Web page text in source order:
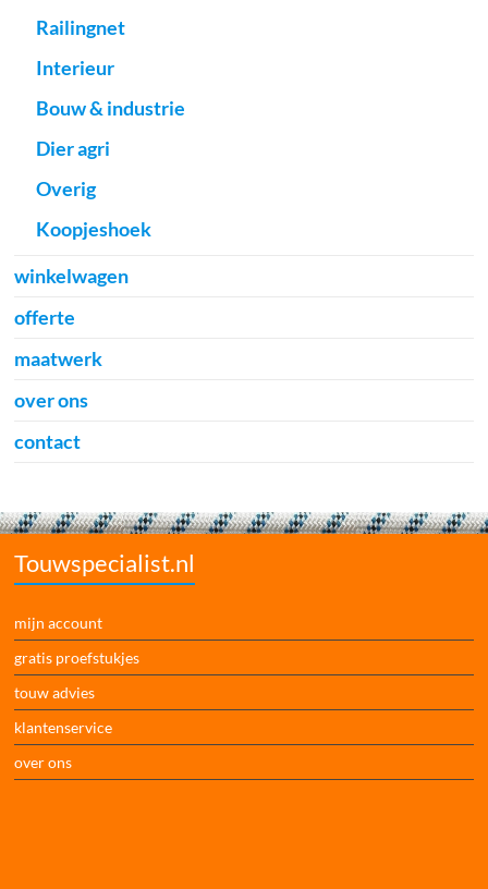
Railingnet
Interieur
Bouw & industrie
Dier agri
Overig
Koopjeshoek
winkelwagen
offerte
maatwerk
over ons
contact
Touwspecialist.nl
mijn account
gratis proefstukjes
touw advies
klantenservice
over ons